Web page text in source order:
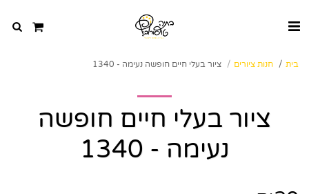
בית חנות ציורים ציור בעלי חיים חופשה נעימה - 1340
ציור בעלי חיים חופשה
נעימה - 1340